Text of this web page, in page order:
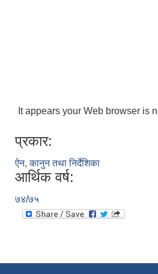
It appears your Web browser is
प्रकार:
ऐन, कानुन तथा निर्देशिका
आर्थिक वर्ष:
७४/७५